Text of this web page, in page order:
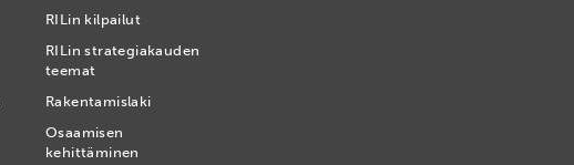
RILin kilpailut
RILin strategiakauden
teemat
Rakentamislaki
Osaamisen
kehittäminen